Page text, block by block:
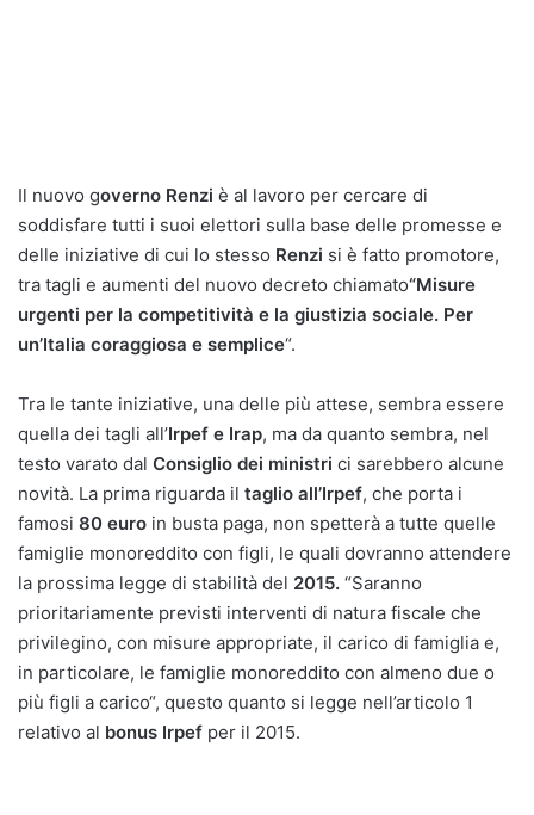
Il nuovo governo Renzi è al lavoro per cercare di
soddisfare tutti i suoi elettori sulla base delle promesse e
delle iniziative di cui lo stesso Renzi si è fatto promotore,
tra tagli e aumenti del nuovo decreto chiamato“Misure
urgenti per la competitività e la giustizia sociale. Per
un’Italia coraggiosa e semplice“.
Tra le tante iniziative, una delle più attese, sembra essere
quella dei tagli all’Irpef e Irap, ma da quanto sembra, nel
testo varato dal Consiglio dei ministri ci sarebbero alcune
novità. La prima riguarda il taglio all’Irpef, che porta i
famosi 80 euro in busta paga, non spetterà a tutte quelle
famiglie monoreddito con figli, le quali dovranno attendere
la prossima legge di stabilità del 2015. “Saranno
prioritariamente previsti interventi di natura fiscale che
privilegino, con misure appropriate, il carico di famiglia e,
in particolare, le famiglie monoreddito con almeno due o
più figli a carico“, questo quanto si legge nell’articolo 1
relativo al bonus Irpef per il 2015.